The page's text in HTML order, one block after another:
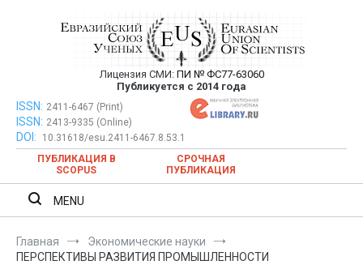
Евразийский Союз Ученых —
публикация научных статей в
ежемесячном научном журнале
Лицензия СМИ: ПИ № ФС77-63060
Публикуется с 2014 года
Евразийский Союз Ученых — публикация научных статей в
ежемесячном научном журнале
ISSN: 2411-6467 (Print)
ISSN: 2413-9335 (Online)
DOI:
10.31618/esu.2411-6467.8.53.1
ПУБЛИКАЦИЯ В
SCOPUS
СРОЧНАЯ
ПУБЛИКАЦИЯ
MENU
Главная
Экономические науки
ПЕРСПЕКТИВЫ РАЗВИТИЯ ПРОМЫШЛЕННОСТИ